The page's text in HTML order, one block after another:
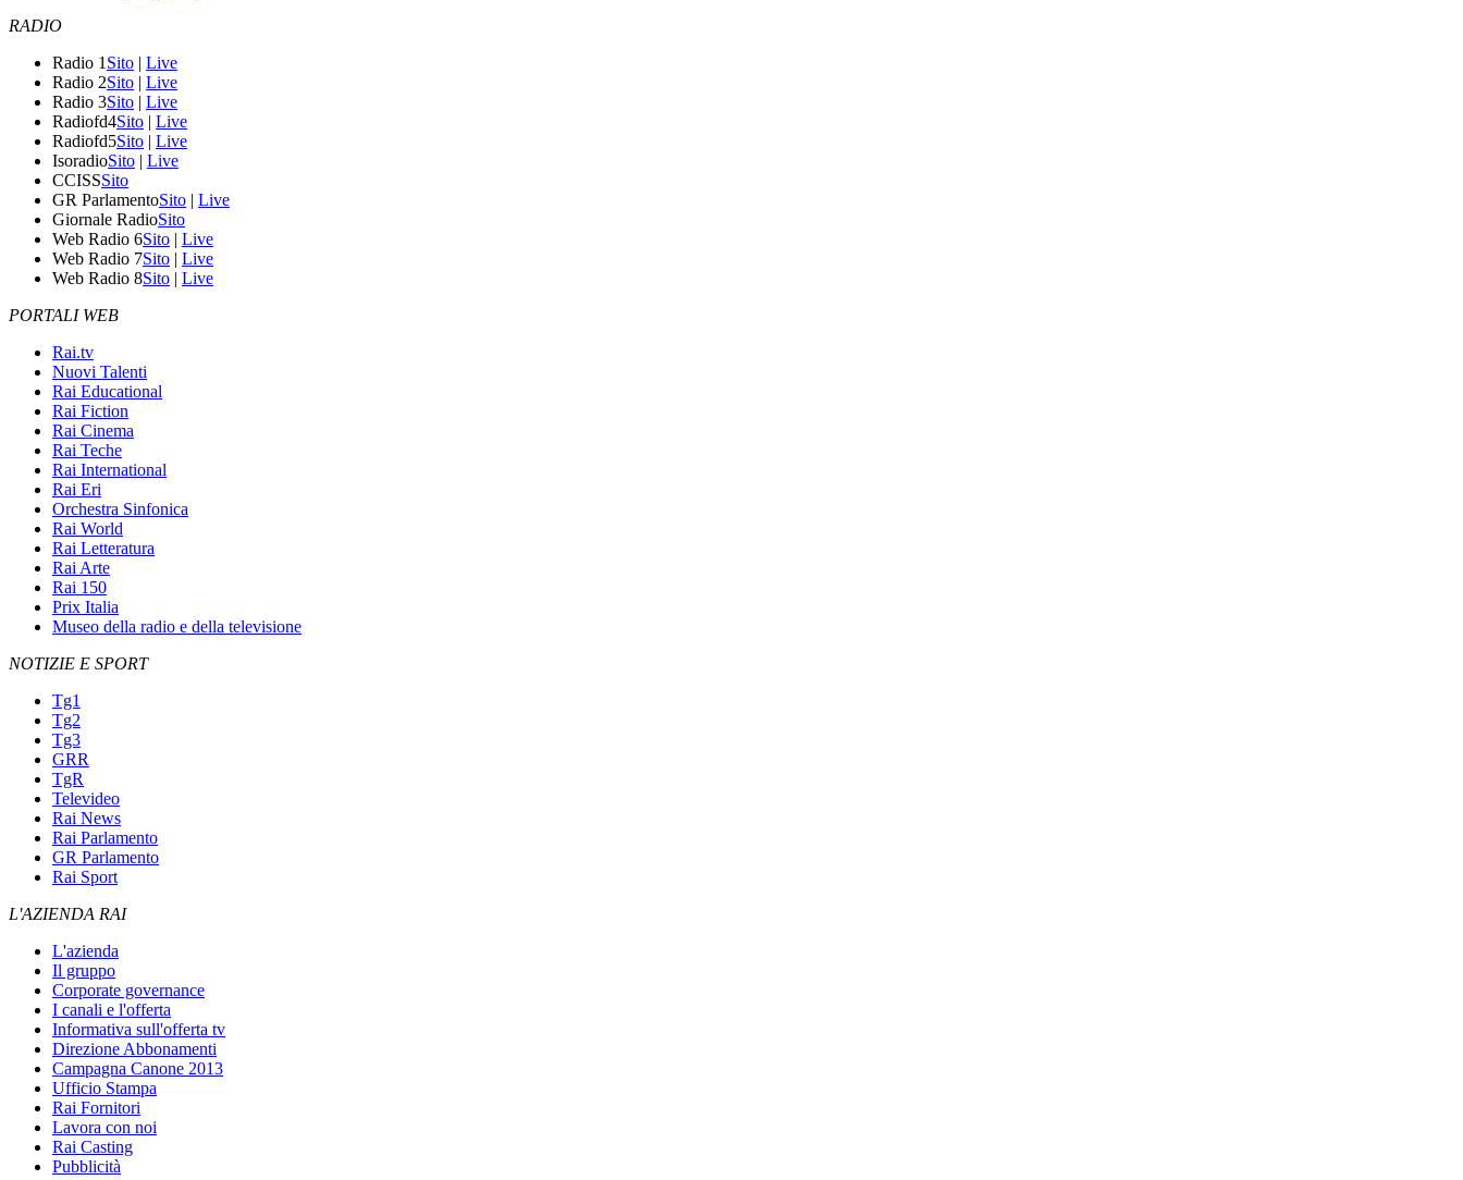
RADIO
Radio 1 Sito | Live
Radio 2Sito | Live
Radio 3Sito | Live
Radiofd4Sito | Live
Radiofd5Sito | Live
IsoradioSito | Live
CCISSSito
GR ParlamentoSito | Live
Giornale RadioSito
Web Radio 6Sito | Live
Web Radio 7Sito | Live
Web Radio 8Sito | Live
PORTALI WEB
Rai.tv
Nuovi Talenti
Rai Educational
Rai Fiction
Rai Cinema
Rai Teche
Rai International
Rai Eri
Orchestra Sinfonica
Rai World
Rai Letteratura
Rai Arte
Rai 150
Prix Italia
Museo della radio e della televisione
NOTIZIE E SPORT
Tg1
Tg2
Tg3
GRR
TgR
Televideo
Rai News
Rai Parlamento
GR Parlamento
Rai Sport
L'AZIENDA RAI
L'azienda
Il gruppo
Corporate governance
I canali e l'offerta
Informativa sull'offerta tv
Direzione Abbonamenti
Campagna Canone 2013
Ufficio Stampa
Rai Fornitori
Lavora con noi
Rai Casting
Pubblicità